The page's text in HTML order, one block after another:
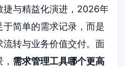
捷与精益化演进，2026年
简单的需求记录，而是
转与业务价值交付。面
需求管理工具哪个更高